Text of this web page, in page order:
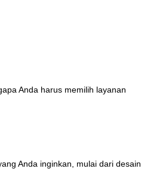
Anda harus memilih layanan
Anda inginkan, mulai dari desain